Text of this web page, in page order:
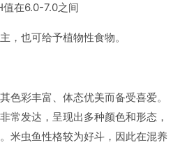
在6.0-7.0之间
，也可给予植物性食物。
色彩丰富、体态优美而备受喜爱。
常发达，呈现出多种颜色和形态，
米虫鱼性格较为好斗，因此在混养